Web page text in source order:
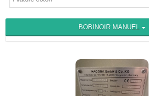
BOBINOIR MANUEL